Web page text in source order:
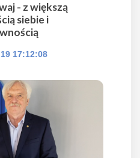
- z większą
siebie i
17:12:08